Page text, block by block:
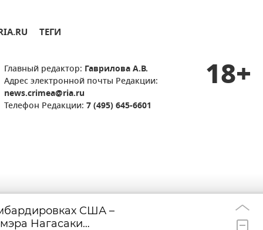
ТЕГИ
Главный редактор: Гаврилова А.В.
Адрес электронной почты Редакции:
news.crimea@ria.ru
Телефон Редакции: 7 (495) 645-6601
18+
США –
Нагасаки
Где в
свободной